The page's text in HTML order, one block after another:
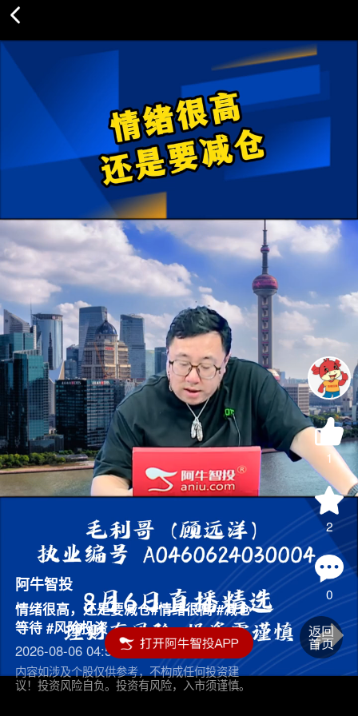
1
2
0
阿牛智投
情绪很高，还是要减仓#情绪很高 #减仓
等待 #风险投资
2026-08-06 04:55
内容如涉及个股仅供参考，不构成任何投资建
议！投资风险自负。投资有风险，入市须谨慎。